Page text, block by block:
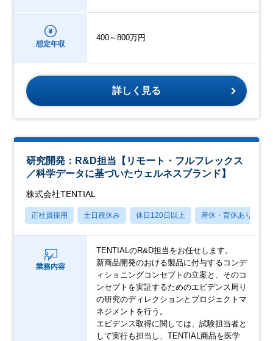
想定年収
400～800万円
詳しく見る
研究開発：R&D担当【リモート・フルフレックス
／科学データに基づいたウェルネスブランド】
株式会社TENTIAL
正社員採用 土日祝休み 休日120日以上 産休・育休あり
業務内容
TENTIALのR&D担当をお任せします。
新商品開発のおける製品に付与するコンデ
ィショニングコンセプトの立案と、そのコ
ンセプトを実証するためのエビデンス周り
の研究のディレクションとプロジェクトマ
ネジメントを行う。
エビデンス取得に関しては、試験担当者と
して実行も担当し、TENTIAL商品を医学